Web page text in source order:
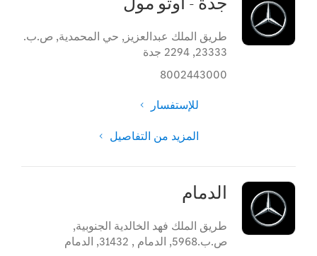
طريق الملك عبدالعزيز, حي المحمدية, ص.ب.
23333
, 2294 جدة
8002443000
للإستفسار
المزيد من التفاصيل
الدمام
طريق الملك فهد الخالدية الجنوبية,
ص.ب.5968, الدمام , 31432
, الدمام